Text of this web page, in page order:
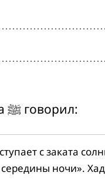
Посланник Аллаха ﷺ говорил:
с заката
ночи».